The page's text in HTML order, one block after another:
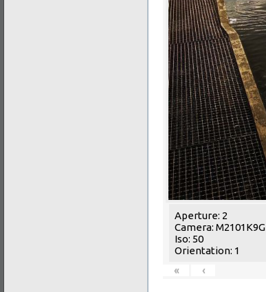
Aperture: 2
Camera: M2101K9G
Iso: 50
Orientation: 1
«
‹